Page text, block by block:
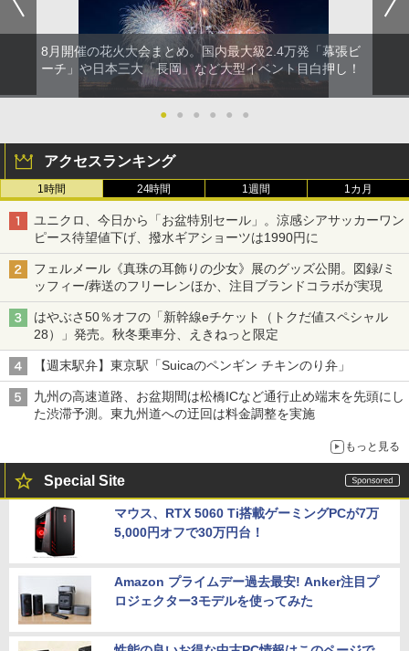
8月開催の花火大会まとめ。国内最大級2.4万発「幕張ビ
ーチ」や日本三大「長岡」など大型イベント目白押し！
● ● ● ● ● ●
アクセスランキング
1時間 24時間 1週間 1カ月
ユニクロ、今日から「お盆特別セール」。涼感シアサッカーワン
ピース待望値下げ、撥水ギアショーツは1990円に
フェルメール《真珠の耳飾りの少女》展のグッズ公開。図録/ミ
ッフィー/葬送のフリーレンほか、注目ブランドコラボが実現
はやぶさ50％オフの「新幹線eチケット（トクだ値スペシャル
28）」発売。秋冬乗車分、えきねっと限定
【週末駅弁】東京駅「Suicaのペンギン チキンのり弁」
九州の高速道路、お盆期間は松橋ICなど通行止め端末を先頭にし
た渋滞予測。東九州道への迂回は料金調整を実施
もっと見る
Special Site
マウス、RTX 5060 Ti搭載ゲーミングPCが7万
5,000円オフで30万円台！
Amazon プライムデー過去最安! Anker注目プ
ロジェクター3モデルを使ってみた